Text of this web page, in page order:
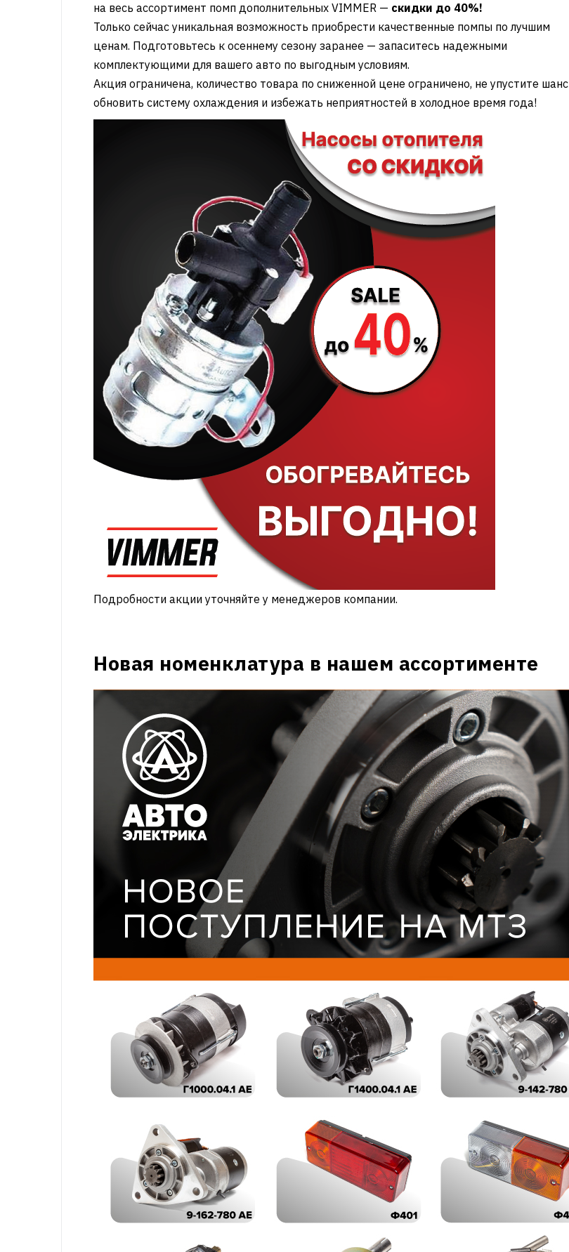
на весь ассортимент помп дополнительных VIMMER — скидки до 40%!
Только сейчас уникальная возможность приобрести качественные помпы по лучшим
ценам. Подготовьтесь к осеннему сезону заранее — запаситесь надежными
комплектующими для вашего авто по выгодным условиям.
Акция ограничена, количество товара по сниженной цене ограничено, не упустите шанс
обновить систему охлаждения и избежать неприятностей в холодное время года!
Подробности акции уточняйте у менеджеров компании.
Новая номенклатура в нашем ассортименте